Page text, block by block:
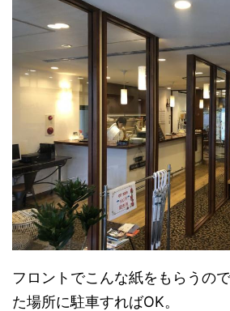
フロントでこんな紙をもらうの
た場所に駐車すればOK。